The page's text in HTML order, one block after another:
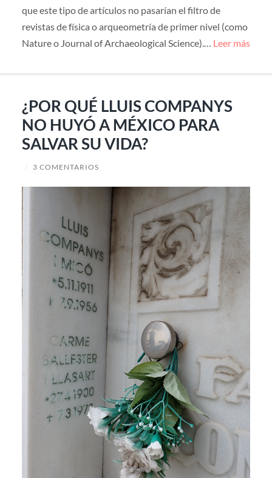
que este tipo de artículos no pasarían el filtro de
revistas de física o arqueometría de primer nivel (como
Nature o Journal of Archaeological Science).… Leer más
¿POR QUÉ LLUIS COMPANYS
NO HUYÓ A MÉXICO PARA
SALVAR SU VIDA?
/ 3 COMENTARIOS